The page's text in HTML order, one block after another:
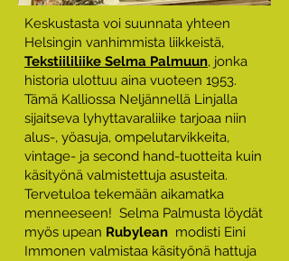
Keskustasta voi suunnata yhteen
Helsingin vanhimmista liikkeistä,
Tekstiililiike Selma Palmuun, jonka
historia ulottuu aina vuoteen 1953.
Tämä Kalliossa Neljännellä Linjalla
sijaitseva lyhyttavaraliike tarjoaa niin
alus-, yöasuja, ompelutarvikkeita,
vintage- ja second hand-tuotteita kuin
käsityönä valmistettuja asusteita.
Tervetuloa tekemään aikamatka
menneeseen! Selma Palmusta löydät
myös upean Rubylean modisti Eini
Immonen valmistaa käsityönä hattuja